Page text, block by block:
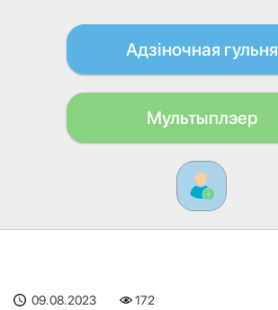
Адзіночная гульня
Мультыплэер
09.08.2023 172